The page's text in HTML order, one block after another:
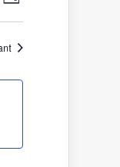
de
vues
Évènement